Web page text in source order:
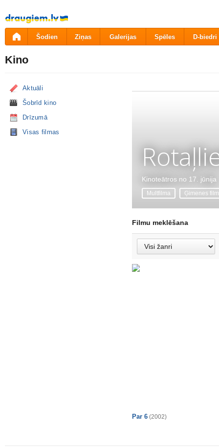
Pāriet
uz
saturu
Šodien Ziņas Galerijas Spēles D-biedri
Kino
Aktuāli
Šobrīd kino
Drīzumā
Visas filmas
Kinoteātros no 17. jūnija
Multfilma Ģimenes
Filmu meklēšana
Par 6 (2002)